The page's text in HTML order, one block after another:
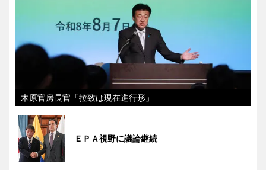
木原官房長官「拉致は現在進行形」
ＥＰＡ視野に議論継続